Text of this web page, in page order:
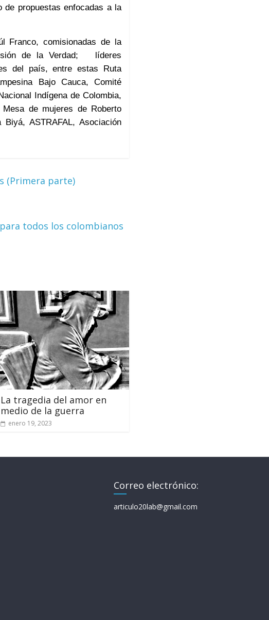
propuestas enfocadas a la
Franco, comisionadas de la
de la Verdad; líderes
del país, entre estas Ruta
Bajo Cauca, Comité
Indígena de Colombia,
de mujeres de Roberto
ASTRAFAL, Asociación
(Primera parte)
todos los colombianos
La tragedia del amor en
medio de la guerra
enero 19, 2023
Correo electrónico:
articulo20lab@gmail.com